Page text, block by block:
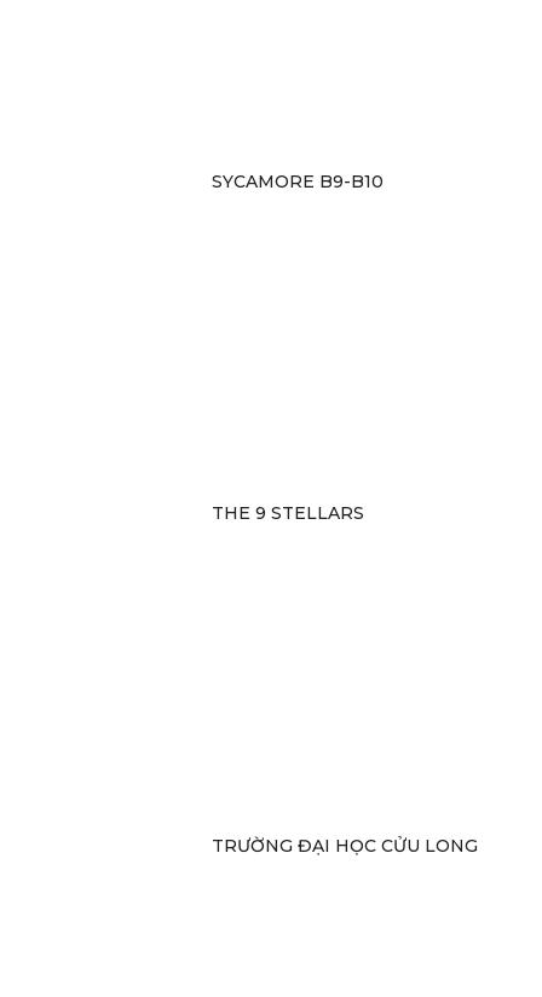
SYCAMORE B9-B10
THE 9 STELLARS
TRƯỜNG ĐẠI HỌC CỬU LONG